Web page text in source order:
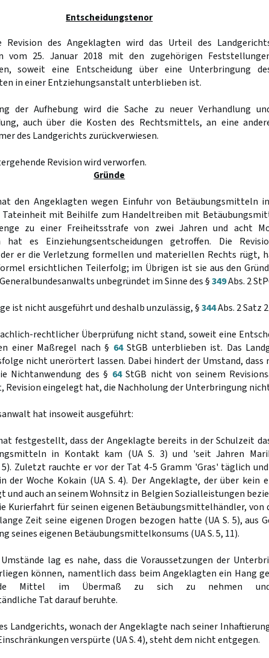
Entscheidungstenor
Revision des Angeklagten wird das Urteil des
vom 25. Januar 2018 mit den zugehörigen
soweit eine Entscheidung über eine Unterbringung
in einer Entziehungsanstalt unterblieben ist.
der Aufhebung wird die Sache zu neuer Verhandlung
auch über die Kosten des Rechtsmittels, an eine
des Landgerichts zurückverwiesen.
Revision wird verworfen.
Gründe
den Angeklagten wegen Einfuhr von Betäubungsmitteln
Tateinheit mit Beihilfe zum Handeltreiben mit
zu einer Freiheitsstrafe von zwei Jahren und acht
hat es Einziehungsentscheidungen getroffen. Die
er die Verletzung formellen und materiellen Rechts rügt,
ersichtlichen Teilerfolg; im Übrigen ist sie aus den
unbegründet im Sinne des §349Abs. 2
ist nicht ausgeführt und deshalb unzulässig, §344Abs. 2 Satz
rechtlicher Überprüfung nicht stand, soweit eine
einer Maßregel nach § 64StGB unterblieben ist. Das
nicht unerörtert lassen. Dabei hindert der Umstand, dass
Nichtanwendung des § 64StGB nicht von seinem
Revision eingelegt hat, die Nachholung der Unterbringung
hat insoweit ausgeführt:
festgestellt, dass der Angeklagte bereits in der Schulzeit
in Kontakt kam (UA S. 3) und 'seit Jahren
5). Zuletzt rauchte er vor der Tat 4-5 Gramm 'Gras' täglich
der Woche Kokain (UA S. 4). Der Angeklagte, der über kein
und auch an seinem Wohnsitz in Belgien Sozialleistungen
Kurierfahrt für seinen eigenen Betäubungsmittelhändler, von
Zeit seine eigenen Drogen bezogen hatte (UA S. 5), aus
seines eigenen Betäubungsmittelkonsums (UA S. 5, 11).
lag es nahe, dass die Voraussetzungen der
können, namentlich dass beim Angeklagten ein Hang
Mittel im Übermaß zu sich zu nehmen
Tat darauf beruhte.
Landgerichts, wonach der Angeklagte nach seiner
verspürte (UA S. 4), steht dem nicht entgegen.